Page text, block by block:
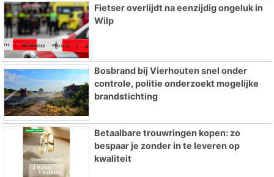
Fietser overlijdt na eenzijdig ongeluk in
Wilp
Bosbrand bij Vierhouten snel onder
controle, politie onderzoekt mogelijke
brandstichting
Betaalbare trouwringen kopen: zo
bespaar je zonder in te leveren op
kwaliteit